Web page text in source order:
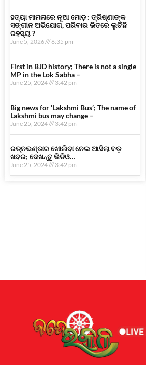
ହତ୍ୟା ମାମଲାରେ ନୂଆ ମୋଡ଼ : ତ୍ରିଷ୍ଣାଙ୍କ
ସଙ୍ଗୀନ ଅଭିଯୋଗ, ପରିବାର ଭିତରେ ଲୁଚିଛି
ରହସ୍ୟ ?
June 5, 2026 6:35 pm
First in BJD history; There is not a single
MP in the Lok Sabha –
June 25, 2024 3:42 pm
Big news for ‘Lakshmi Bus’; The name of
Lakshmi bus may change –
June 25, 2024 3:42 pm
ରତ୍ନଭଣ୍ଡାର ଖୋଲିବା ନେଇ ଆସିଲା ବଡ଼
ଖବର; ଦେଖନ୍ତୁ ଭିଡିଓ…
June 25, 2024 3:42 pm